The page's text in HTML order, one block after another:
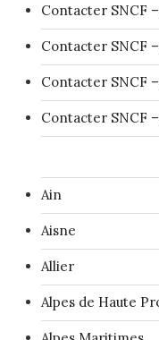
Contacter SNCF
Contacter SNCF
Contacter SNCF
Contacter SNCF
Ain
Aisne
Allier
Alpes de Haute